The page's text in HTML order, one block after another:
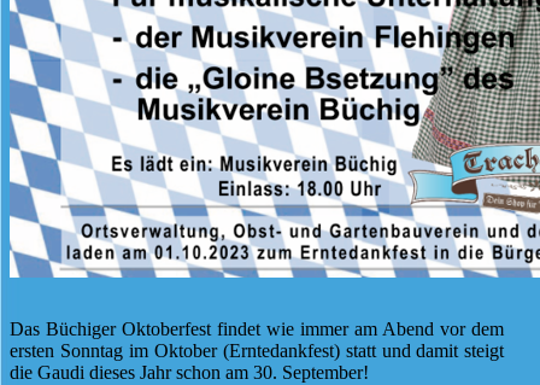
Das Büchiger Oktoberfest findet wie immer am Abend vor dem
ersten Sonntag im Oktober (Erntedankfest) statt und damit steigt
die Gaudi dieses Jahr schon am 30. September!